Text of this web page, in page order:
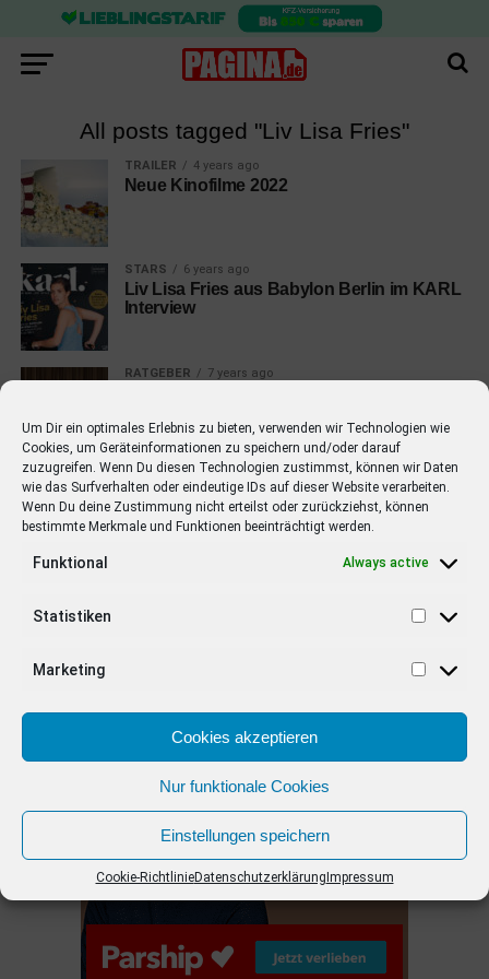
Um Dir ein optimales Erlebnis zu bieten, verwenden wir Technologien wie
Cookies, um Geräteinformationen zu speichern und/oder darauf
zuzugreifen. Wenn Du diesen Technologien zustimmst, können wir Daten
wie das Surfverhalten oder eindeutige IDs auf dieser Website verarbeiten.
Wenn Du deine Zustimmung nicht erteilst oder zurückziehst, können
bestimmte Merkmale und Funktionen beeinträchtigt werden.
Funktional Always active
Statistiken
Marketing
Cookies akzeptieren
Nur funktionale Cookies
Einstellungen speichern
Cookie-RichtlinieDatenschutzerklärung Impressum
All posts tagged "Liv Lisa Fries"
TRAILER 4 years ago
Neue Kinofilme 2022
STARS 6 years ago
Liv Lisa Fries aus Babylon Berlin im KARL
Interview
RATGEBER 7 years ago
Barbara Schöneberger Moderatorin
ANZEIGE